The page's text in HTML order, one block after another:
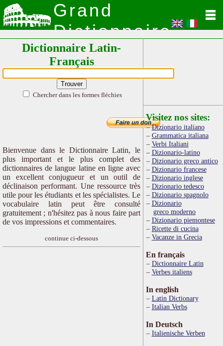
Grand
Dictionnaire
Latin
Dictionnaire Latin-
Français
Chercher dans les formes fléchies
Bienvenue dans le Dictionnaire Latin, le
plus important et le plus complet des
dictionnaires de langue latine en ligne avec
un excellent conjugueur et un outil de
déclinaison performant. Une ressource très
utile pour les étudiants et les spécialistes. Le
vocabulaire latin peut être consulté
gratuitement ; n'hésitez pas à nous faire part
de vos impressions et commentaires.
continue ci-dessous
Visitez nos sites:
Dizionario italiano
Grammatica italiana
Verbi Italiani
Dizionario-latino
Dizionario greco antico
Dizionario francese
Dizionario inglese
Dizionario tedesco
Dizionario spagnolo
Dizionario
greco moderno
Dizionario piemontese
Ricette di cucina
Vacanze in Grecia
En français
Dictionnaire Latin
Verbes italiens
In english
Latin Dictionary
Italian Verbs
In Deutsch
Italienische Verben